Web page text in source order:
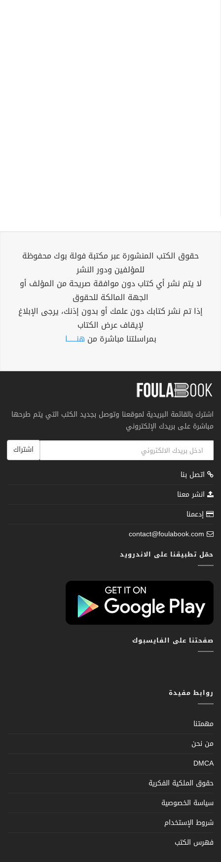
حقوق الكتب المنشورة عبر مكتبة فولة بوك محفوظة
للمؤلفين ودور النشر
لا يتم نشر أي كتاب دون موافقة صريحة من المؤلف أو
الجهة المالكة للحقوق
إذا تم نشر كتابك دون علمك أو بدون إذنك، يرجى الإبلاغ
لإيقاف عرض الكتاب
بمراسلتنا مباشرة من هنــــــا
اشترك بالقائمة البريدية لموقعنا وتوصل بجديد الكتب التي يتم طرحها
مباشرة على بريدك الإلكتروني
اشتراك
اتصل بنا
انشر معنا
إدعمنا
contact@foulabook.com
حمّل تطبيقنا على الاندرويد
صفحتنا على الفايسبوك
روابط مفيدة
مهمتنا
من نحن
DMCA
حقوق الملكية الفكرية
سياسة الخصوصية
شروط الإستخدام
فهرس الكتب